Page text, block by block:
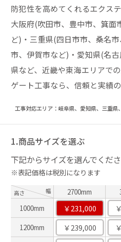
防犯性を高めてくれるエクステ
大阪府(吹田市、豊中市、箕面
ど)・三重県(四日市市、桑名
市、伊賀市など)・愛知県(名
県など、近畿や東海エリアで
ゲート工事なら、信頼と実績
工事対応エリア：岐阜県、愛知県、三重県
1.商品サイズを選ぶ
下記からサイズを選んでくだ
※表記価格は税別になります
高さ 幅 2700mm
1000mm
￥231,000
1200mm ￥239,000